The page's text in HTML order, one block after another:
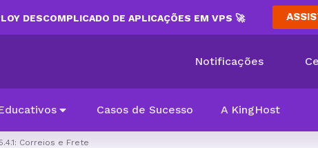
DESCOMPLICADO DE APLICAÇÕES EM VPS 🚀
Notificações
Casos de Sucesso A KingHost
Correios e Frete